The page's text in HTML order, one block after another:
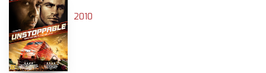
2010